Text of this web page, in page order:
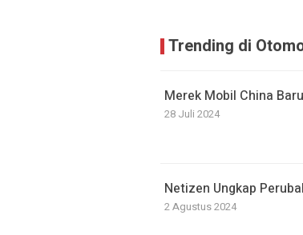
Trending di
Merek Mobil China
28 Juli 2024
Netizen Ungkap
2 Agustus 2024